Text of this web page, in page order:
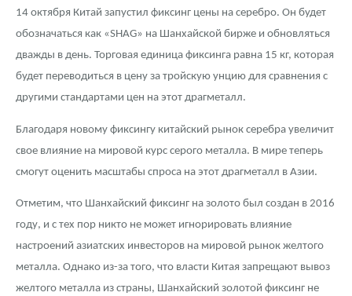
Золотой червонец Сеятель
Аксессуары
Год Лошади
Флот: ледоколы и корабли
Ювелирные изделия
Русская нумизматика
Выкуп монет
Памятка для работы с монетами из драгметаллов
Монеты
Политика конфиденциальности
Положение по обработке и защите персональных данных
Распродажа монет и жетонов
Итоги 2025 года. Прогноз курсов золота, серебра, платины на
2026 год
Cтатьи
Курс золота и серебра
Скупка слитков
Контакты
Наши преимущества
Пресс-служба
14 октября Китай запустил фиксинг цены на серебро. Он будет
обозначаться как «SHAG» на Шанхайской бирже и обновляться
дважды в день. Торговая единица фиксинга равна 15 кг, которая
будет переводиться в цену за тройскую унцию для сравнения с
другими стандартами цен на этот драгметалл.
Благодаря новому фиксингу китайский рынок серебра увеличит
свое влияние на мировой курс серого металла. В мире теперь
смогут оценить масштабы спроса на этот драгметалл в Азии.
Отметим, что Шанхайский фиксинг на золото был создан в 2016
году, и с тех пор никто не может игнорировать влияние
настроений азиатских инвесторов на мировой рынок желтого
металла. Однако из-за того, что власти Китая запрещают вывоз
желтого металла из страны, Шанхайский золотой фиксинг не